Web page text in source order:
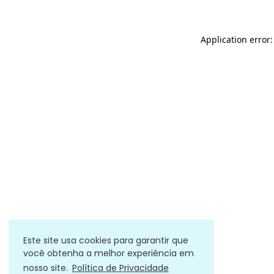
Este site usa cookies para garantir que
você obtenha a melhor experiência em
nosso site. Política de Privacidade
Application